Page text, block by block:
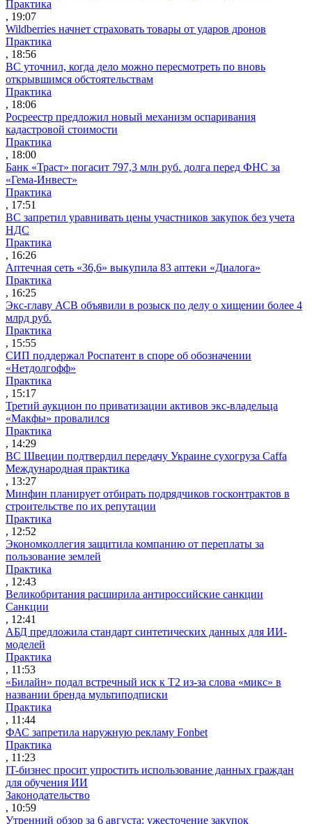
Практика
, 19:07
Wildberries начнет страховать товары от ударов дронов
Практика
, 18:56
ВС уточнил, когда дело можно пересмотреть по вновь
открывшимся обстоятельствам
Практика
, 18:06
Росреестр предложил новый механизм оспаривания
кадастровой стоимости
Практика
, 18:00
Банк «Траст» погасит 797,3 млн руб. долга перед ФНС за
«Гема-Инвест»
Практика
, 17:51
ВС запретил уравнивать цены участников закупок без учета
НДС
Практика
, 16:26
Аптечная сеть «36,6» выкупила 83 аптеки «Диалога»
Практика
, 16:25
Экс-главу АСВ объявили в розыск по делу о хищении более 4
млрд руб.
Практика
, 15:55
СИП поддержал Роспатент в споре об обозначении
«Нетдолгофф»
Практика
, 15:17
Третий аукцион по приватизации активов экс-владельца
«Макфы» провалился
Практика
, 14:29
ВС Швеции подтвердил передачу Украине сухогруза Caffa
Международная практика
, 13:27
Минфин планирует отбирать подрядчиков госконтрактов в
строительстве по их репутации
Практика
, 12:52
Экономколлегия защитила компанию от переплаты за
пользование землей
Практика
, 12:43
Великобритания расширила антироссийские санкции
Санкции
, 12:41
АБД предложила стандарт синтетических данных для ИИ-
моделей
Практика
, 11:53
«Билайн» подал встречный иск к Т2 из-за слова «микс» в
названии бренда мультиподписки
Практика
, 11:44
ФАС запретила наружную рекламу Fonbet
Практика
, 11:23
IT-бизнес просит упростить использование данных граждан
для обучения ИИ
Законодательство
, 10:59
Утренний обзор за 6 августа: ужесточение закупок